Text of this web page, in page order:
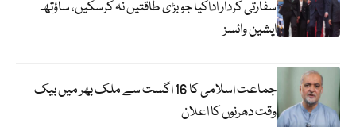
سفارتی کردار اداکیا جو بڑی طاقتیں نہ کرسکیں، ساؤتھ
ایشین وائسز
جماعت اسلامی کا 16 اگست سے ملک بھر میں بیک
وقت دھرنوں کا اعلان